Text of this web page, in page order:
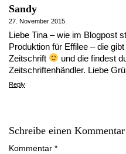
Sandy
27. November 2015
Liebe Tina – wie im Blogpost
Produktion für Effilee – die
Zeitschrift
und die findest
Zeitschriftenhändler. Liebe
Reply
Schreibe einen Kommentar
Kommentar *